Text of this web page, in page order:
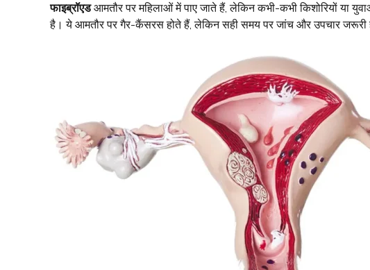
फाइब्रॉएडआमतौर पर महिलाओं में पाए जाते हैं, लेकिन कभी-कभी किशोरियों या
है। ये आमतौर पर गैर-कैंसरस होते हैं, लेकिन सही समय पर जांच और उपचार जरूरी